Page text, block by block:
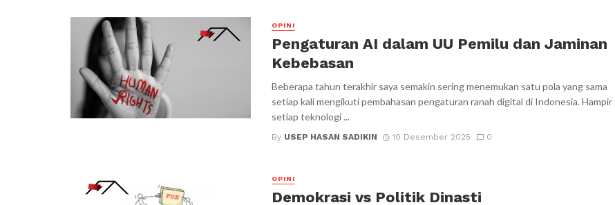
OPINI
Pengaturan AI dalam UU Pemilu dan Jaminan
Kebebasan
Beberapa tahun terakhir saya semakin sering menemukan satu pola yang sama
setiap kali mengikuti pembahasan pengaturan ranah digital di Indonesia. Hampir
setiap teknologi ...
By USEP HASAN SADIKIN 10 Desember 2025 0
OPINI
Demokrasi vs Politik Dinasti